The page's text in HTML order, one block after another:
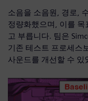
소음을 소음원, 경로,
정량화했으며, 이를
고 부릅니다. 팀은
기존 테스트 프로세스
사운드를 개선할 수 있